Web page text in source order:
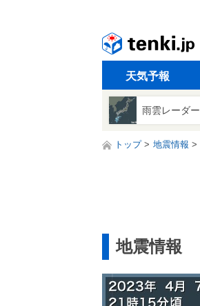
天気予報
雨雲レーダー
トップ 地震情報
地震情報